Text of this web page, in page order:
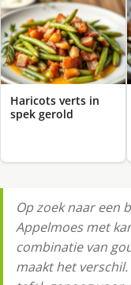
Haricots verts in
spek gerold
Op zoek naar een
Appelmoes met
combinatie van
maakt het